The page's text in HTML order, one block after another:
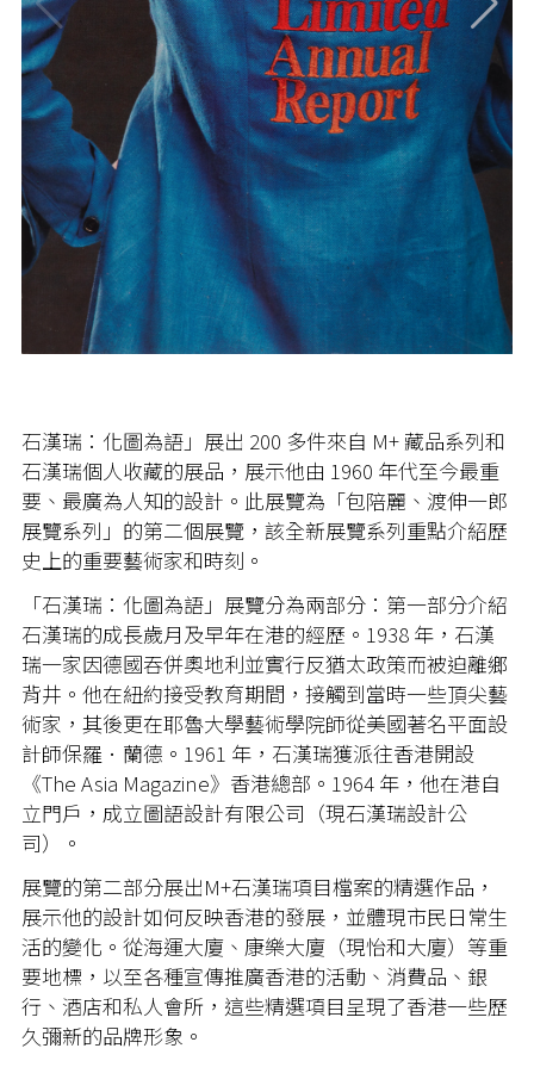
石漢瑞：化圖為語」展出 200 多件來自 M+ 藏品系列和
石漢瑞個人收藏的展品，展示他由 1960 年代至今最重
要、最廣為人知的設計。此展覽為「包陪麗、渡伸一郎
展覽系列」的第二個展覽，該全新展覽系列重點介紹歷
史上的重要藝術家和時刻。
「石漢瑞：化圖為語」展覽分為兩部分：第一部分介紹
石漢瑞的成長歲月及早年在港的經歷。 1938 年，石漢
瑞一家因德國吞併奧地利並實行反猶太政策而被迫離鄉
背井。他在紐約接受教育期間，接觸到當時一些頂尖藝
術家，其後更在耶魯大學藝術學院師從美國著名平面設
計師保羅．蘭德。 1961 年，石漢瑞獲派往香港開設
《The Asia Magazine》香港總部。 1964 年，他在港自
立門戶，成立圖語設計有限公司（現石漢瑞設計公
司）。
展覽的第二部分展出M+石漢瑞項目檔案的精選作品，
展示他的設計如何反映香港的發展，並體現市民日常生
活的變化。從海運大廈、康樂大廈（現怡和大廈）等重
要地標，以至各種宣傳推廣香港的活動、消費品、銀
行、酒店和私人會所，這些精選項目呈現了香港一些歷
久彌新的品牌形象。